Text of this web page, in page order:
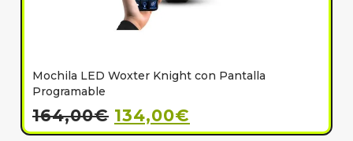
Mochila LED Woxter Knight con Pantalla
Programable
164,00€ 134,00€